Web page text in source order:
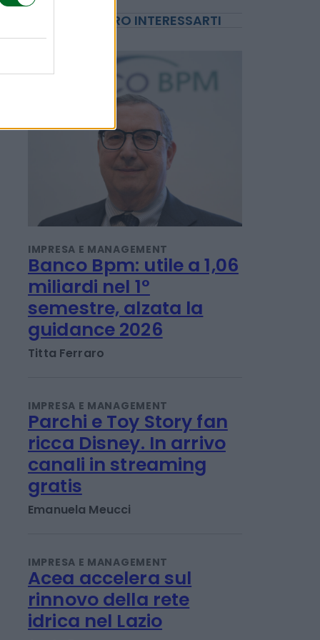
POTREBBERO INTERESSARTI
IMPRESA E MANAGEMENT
Banco Bpm: utile a 1,06
miliardi nel 1°
Titta Ferraro
IMPRESA E MANAGEMENT
Parchi e Toy Story fan
ricca Disney. In arrivo
Emanuela Meucci
IMPRESA E MANAGEMENT